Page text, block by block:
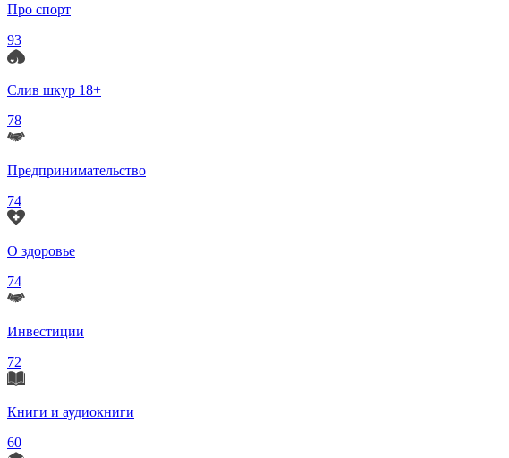
Про спорт
93
Слив шкур 18+
78
Предпринимательство
74
О здоровье
74
Инвестиции
72
Книги и аудиокниги
60